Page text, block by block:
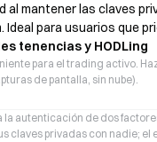
al mantener las claves
Ideal para usuarios que
tenencias y HODLing
para el trading activo.
de pantalla, sin nube).
autenticación de dos
claves privadas con nadie;